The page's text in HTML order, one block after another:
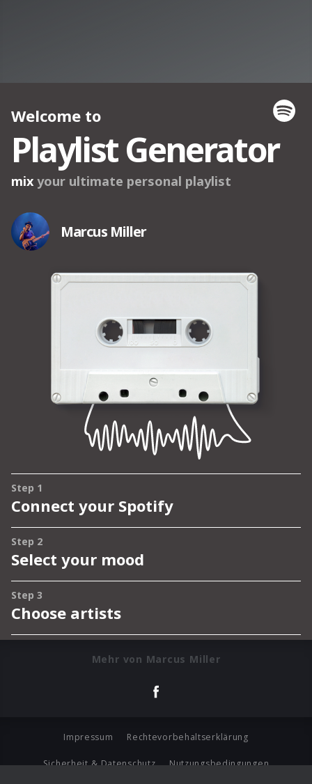
Mehr von Marcus Miller
Impressum Rechtevorbehaltserklärung
Sicherheit & Datenschutz Nutzungsbedingungen